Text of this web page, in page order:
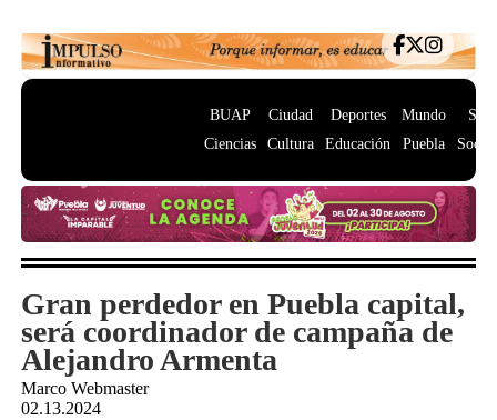
BUAP
Ciencias
Ciudad
Cultura
Deportes
Educación
Mundo
Puebla
Gran perdedor en Puebla capital,
será coordinador de campaña de
Alejandro Armenta
Marco Webmaster
02.13.2024